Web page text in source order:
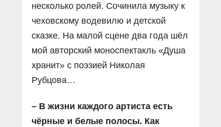
несколько ролей. Сочинила музыку к
чеховскому водевилю и детской
сказке. На малой сцене два года шёл
мой авторский моноспектакль «Душа
хранит» с поэзией Николая
Рубцова…
– В жизни каждого артиста есть
чёрные и белые полосы. Как